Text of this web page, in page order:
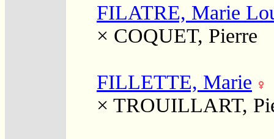
FILATRE, Marie
× COQUET, Pierre
FILLETTE, Marie
× TROUILLART,